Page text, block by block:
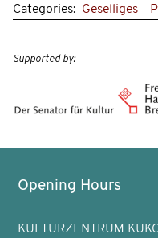
Categories: Geselliges
Supported by:
Opening Hours
KULTURZENTRUM